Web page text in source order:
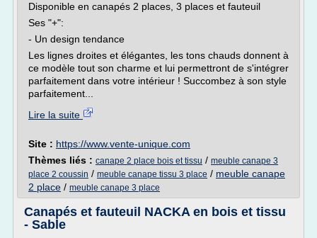
Disponible en canapés 2 places, 3 places et fauteuil
Ses "+":
- Un design tendance
Les lignes droites et élégantes, les tons chauds donnent à
ce modèle tout son charme et lui permettront de s'intégrer
parfaitement dans votre intérieur ! Succombez à son style
parfaitement...
Lire la suite
Site : https://www.vente-unique.com
Thèmes liés : canape 2 place bois et tissu / meuble canape 3
place 2 coussin / meuble canape tissu 3 place / meuble canape
2 place / meuble canape 3 place
Canapés et fauteuil NACKA en bois et tissu
- Sable